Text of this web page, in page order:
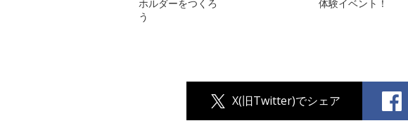
ホルダーをつくろ
う
体験イベント！
X(旧Twitter)でシェア